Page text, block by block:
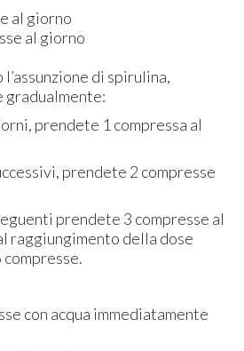
al giorno
al giorno
di spirulina,
gradualmente:
prendete 1 compressa al
prendete 2 compresse
prendete 3 compresse al
raggiungimento della dose
con acqua immediatamente